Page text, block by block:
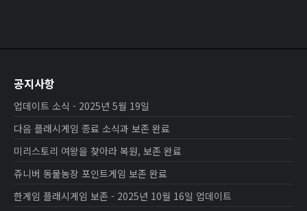
공지사항
업데이트 소식 - 2025년 5월 19일
다음 플래시게임 종료 소식과 보존 완료
미리스토리 여왕을 찾아라 복원, 보존 완료
쥬니버 동물농장 포인트게임 보존 완료
한게임 플래시게임 보존 - 2025년 10월 16일 업데이트